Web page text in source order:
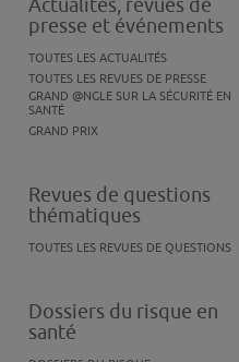
Actualités, revues de
presse et événements
TOUTES LES ACTUALITÉS
TOUTES LES REVUES DE PRESSE
GRAND @NGLE SUR LA SÉCURITÉ EN
SANTÉ
GRAND PRIX
Revues de questions
thématiques
TOUTES LES REVUES DE QUESTIONS
Dossiers du risque en
santé